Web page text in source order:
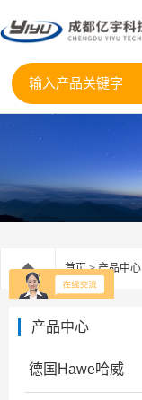
首页>产品中心
产品中心
德国Hawe哈威